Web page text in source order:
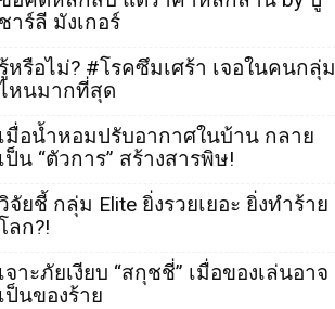
าร์ลี มังเกอร์
หรือไม่? #โรคซึมเศร้า เจอในคนกลุ่ม
หนมากที่สุด
มื่อน้ำหอมปรับอากาศในบ้าน กลาย
ป็น “ตัวการ” สร้างสารพิษ!
จัยชี้ กลุ่ม Elite ยิ่งรวยเยอะ ยิ่งทำร้าย
ลก?!
จาะภัยเงียบ “สกุชชี่” เมื่อของเล่นอาจ
ป็นของร้าย